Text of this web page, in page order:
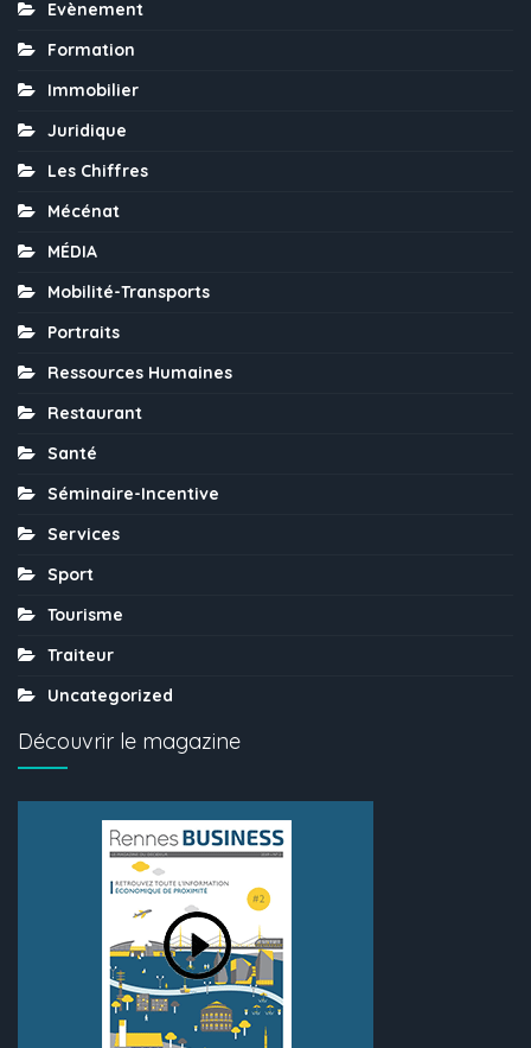
Evènement
Formation
Immobilier
Juridique
Les Chiffres
Mécénat
MÉDIA
Mobilité-Transports
Portraits
Ressources Humaines
Restaurant
Santé
Séminaire-Incentive
Services
Sport
Tourisme
Traiteur
Uncategorized
Découvrir le magazine